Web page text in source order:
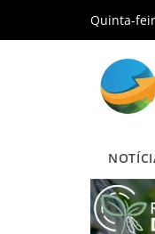
Quinta-